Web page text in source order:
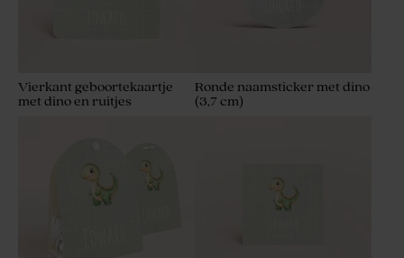
Vierkant geboortekaartje
met dino en ruitjes
Ronde naamsticker met dino
(3,7 cm)